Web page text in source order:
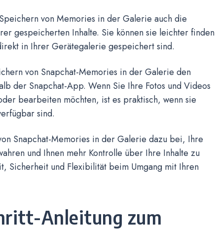
von Memories in der Galerie auch die
gespeicherten Inhalte. Sie können sie leichter finden
in Ihrer Gerätegalerie gespeichert sind.
von Snapchat-Memories in der Galerie den
der Snapchat-App. Wenn Sie Ihre Fotos und Videos
bearbeiten möchten, ist es praktisch, wenn sie
sind.
Snapchat-Memories in der Galerie dazu bei, Ihre
und Ihnen mehr Kontrolle über Ihre Inhalte zu
Sicherheit und Flexibilität beim Umgang mit Ihren
Anleitung zum